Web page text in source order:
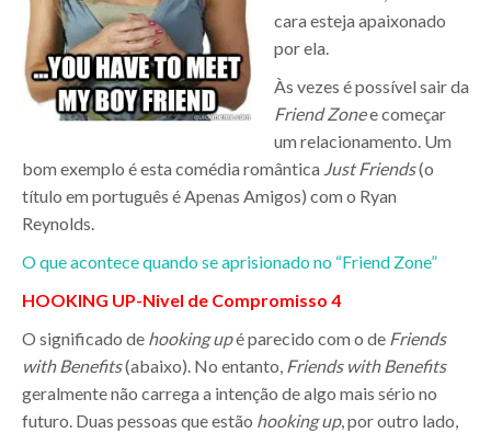
cara esteja apaixonado
por ela.
Às vezes é possível sair da
Friend Zonee começar
um relacionamento. Um
bom exemplo é esta comédia romântica Just Friends(o
título em português é Apenas Amigos) com o Ryan
Reynolds.
O que acontece quando se aprisionado no “Friend Zone”
HOOKING UP-Nivel de Compromisso 4
O significado de hooking upé parecido com o de Friends
with Benefits(abaixo). No entanto, Friends with Benefits
geralmente não carrega a intenção de algo mais sério no
futuro. Duas pessoas que estão hooking up, por outro lado,